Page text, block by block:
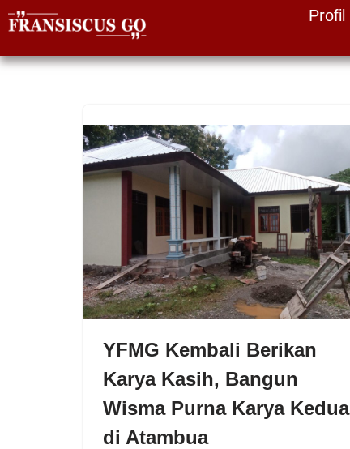
to
Profil
YFMG Kembali Berikan
Karya Kasih, Bangun
Wisma Purna Karya Kedua
di Atambua